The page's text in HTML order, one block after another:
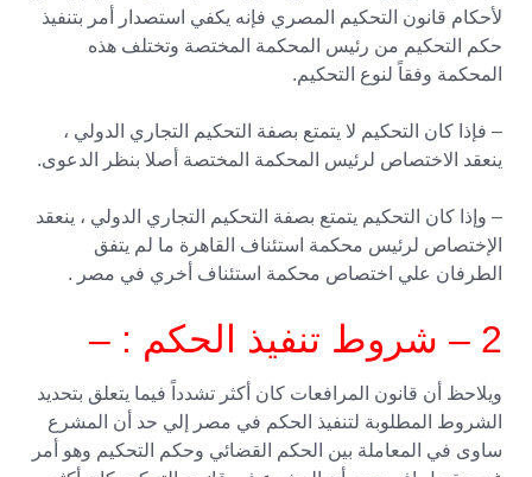
لأحكام قانون التحكيم المصري فإنه يكفي استصدار أمر بتنفيذ
حكم التحكيم من رئيس المحكمة المختصة وتختلف هذه
المحكمة وفقاً لنوع التحكيم.
– فإذا كان التحكيم لا يتمتع بصفة التحكيم التجاري الدولي ،
ينعقد الاختصاص لرئيس المحكمة المختصة أصلا بنظر الدعوى.
– وإذا كان التحكيم يتمتع بصفة التحكيم التجاري الدولي ، ينعقد
الإختصاص لرئيس محكمة استئناف القاهرة ما لم يتفق
الطرفان علي اختصاص محكمة استئناف أخري في مصر .
2 – شروط تنفيذ الحكم : –
ويلاحظ أن قانون المرافعات كان أكثر تشدداً فيما يتعلق بتحديد
الشروط المطلوبة لتنفيذ الحكم في مصر إلي حد أن المشرع
ساوى في المعاملة بين الحكم القضائي وحكم التحكيم وهو أمر